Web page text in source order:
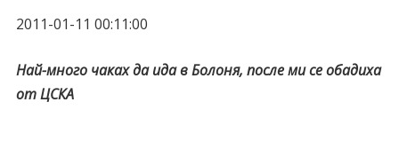
2011-01-11 00:11:00
Най-много чаках да ида в Болоня, после ми се обадиха
от ЦСКА